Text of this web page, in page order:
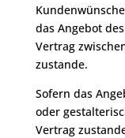
das Angebot
Vertrag
zustande.
Sofern das
oder
Vertrag